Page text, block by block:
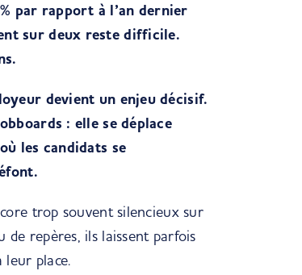
par rapport à l’an dernier
sur deux reste difficile.
devient un enjeu décisif.
: elle se déplace
les candidats se
trop souvent silencieux sur
de repères, ils laissent parfois
place.